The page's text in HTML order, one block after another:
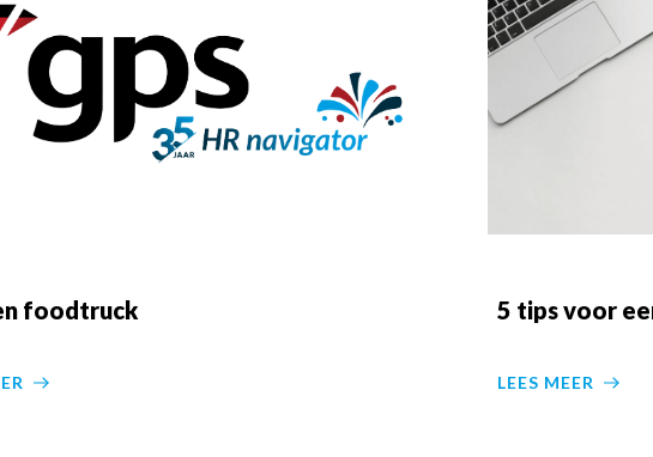
foodtruck 5 tips voor
LEES MEER